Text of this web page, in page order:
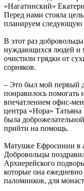
«Нагатинский»
Перед нами стояла
планируем следующую
В этот раз
нуждающихся людей и
очистили грядки от
сорняков.
– Это был мой первый
понравилось помогать
впечатлением офис-
центра «Нора»
была
прийти на помощь.
Матушке Ефросинии в
Добровольцы
Архиерейского
которые она
паломников, для